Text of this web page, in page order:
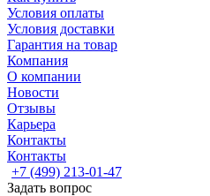
Условия оплаты
Условия доставки
Гарантия на товар
Компания
О компании
Новости
Отзывы
Карьера
Контакты
Контакты
+7 (499) 213-01-47
Задать вопрос